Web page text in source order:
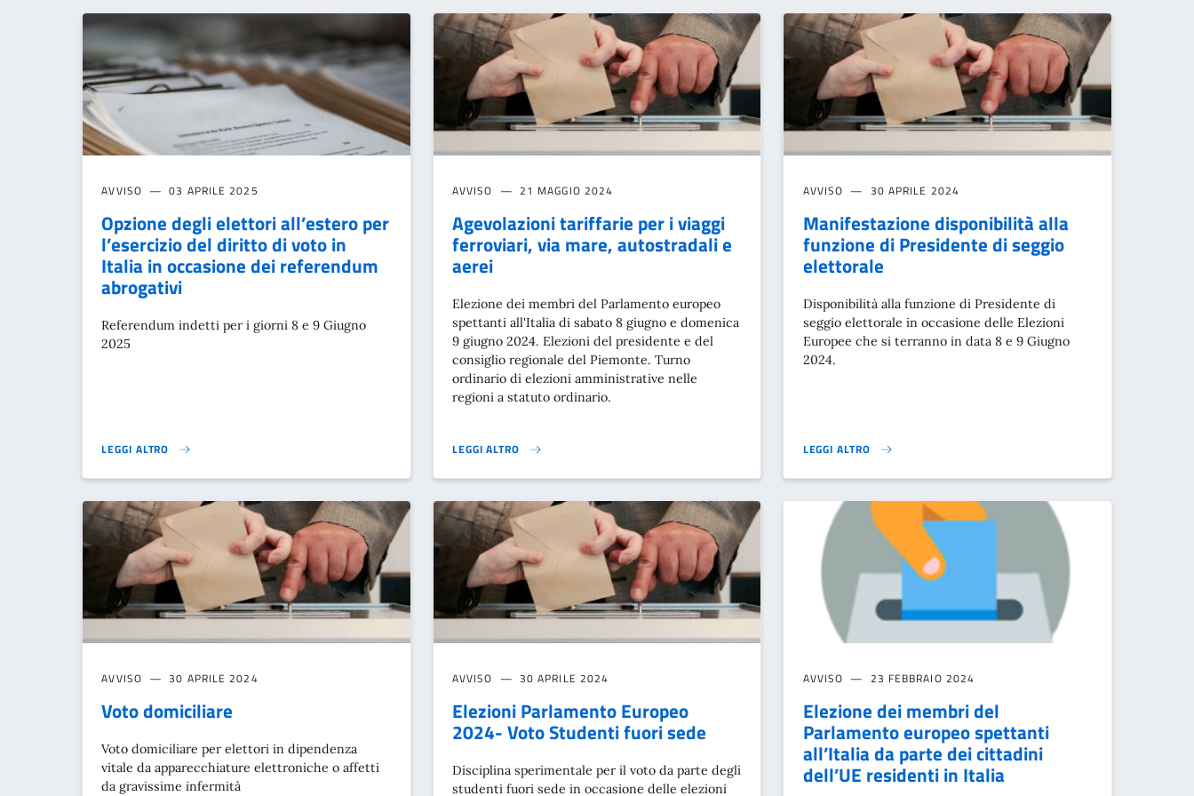
AVVISO 03 APRILE 2025
Opzione degli elettori all’estero per
l’esercizio del diritto di voto in
Italia in occasione dei referendum
abrogativi
Referendum indetti per i giorni 8 e 9 Giugno
2025
LEGGI ALTRO
OPZIONE DEGLI ELETTORI ALL’ESTERO PER L’ESERCIZIO DEL DIRITTO DI VOTO IN ITALIA IN OCCASIONE DEI REFERENDUM ABROGATIVI}
AVVISO 21 MAGGIO 2024
Agevolazioni tariffarie per i viaggi
ferroviari, via mare, autostradali e
aerei
Elezione dei membri del Parlamento europeo
spettanti all'Italia di sabato 8 giugno e domenica
9 giugno 2024. Elezioni del presidente e del
consiglio regionale del Piemonte. Turno
ordinario di elezioni amministrative nelle
regioni a statuto ordinario.
LEGGI ALTRO
AGEVOLAZIONI TARIFFARIE PER I VIAGGI FERROVIARI, VIA MARE, AUTOSTRADALI E AEREI}
AVVISO 30 APRILE 2024
Manifestazione disponibilità alla
funzione di Presidente di seggio
elettorale
Disponibilità alla funzione di Presidente di
seggio elettorale in occasione delle Elezioni
Europee che si terranno in data 8 e 9 Giugno
2024.
LEGGI ALTRO
MANIFESTAZIONE DISPONIBILITÀ ALLA FUNZIONE DI PRESIDENTE DI
AVVISO 30 APRILE 2024
Voto domiciliare
Voto domiciliare per elettori in dipendenza
vitale da apparecchiature elettroniche o affetti
da gravissime infermità
AVVISO 30 APRILE 2024
Elezioni Parlamento Europeo
2024- Voto Studenti fuori sede
Disciplina sperimentale per il voto da parte degli
studenti fuori sede in occasione delle elezioni
AVVISO 23 FEBBRAIO 2024
Elezione dei membri del
Parlamento europeo spettanti
all’Italia da parte dei cittadini
dell’UE residenti in Italia